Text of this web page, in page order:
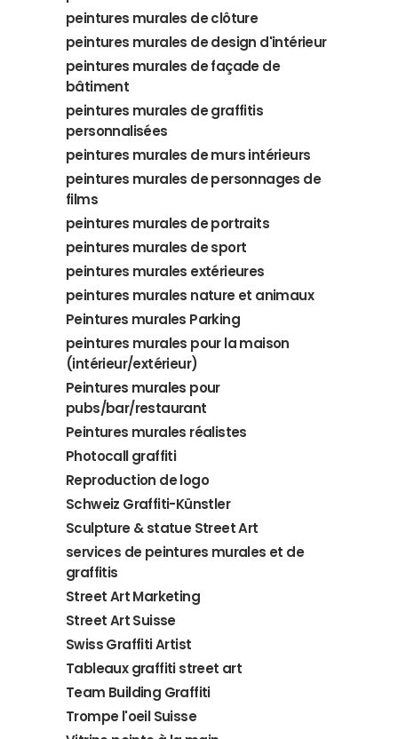
peintures murales de clôture
peintures murales de design d'intérieur
peintures murales de façade de
bâtiment
peintures murales de graffitis
personnalisées
peintures murales de murs intérieurs
peintures murales de personnages de
films
peintures murales de portraits
peintures murales de sport
peintures murales extérieures
peintures murales nature et animaux
Peintures murales Parking
peintures murales pour la maison
(intérieur/extérieur)
Peintures murales pour
pubs/bar/restaurant
Peintures murales réalistes
Photocall graffiti
Reproduction de logo
Schweiz Graffiti-Künstler
Sculpture & statue Street Art
services de peintures murales et de
graffitis
Street Art Marketing
Street Art Suisse
Swiss Graffiti Artist
Tableaux graffiti street art
Team Building Graffiti
Trompe l'oeil Suisse